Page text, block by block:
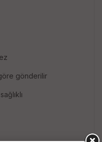
gönderilir